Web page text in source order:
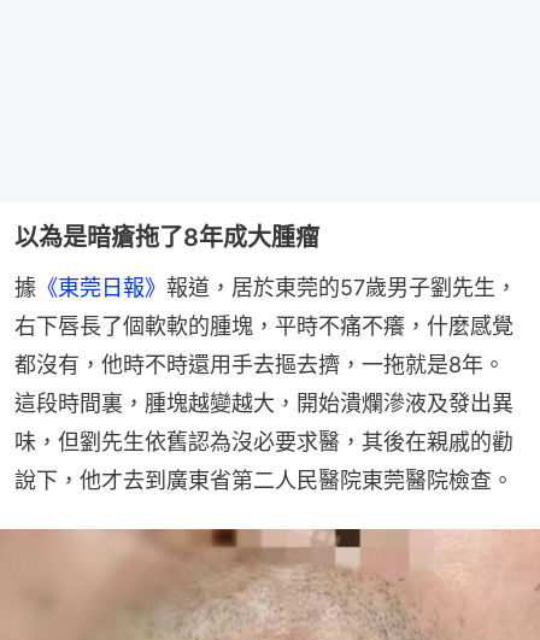
以為是暗瘡拖了8年成大腫瘤
據 《東莞日報》 報道，居於東莞的57歲男子劉先生，
右下唇長了個軟軟的腫塊，平時不痛不癢，什麼感覺
都沒有，他時不時還用手去摳去擠，一拖就是8年。
這段時間裏，腫塊越變越大，開始潰爛滲液及發出異
味，但劉先生依舊認為沒必要求醫，其後在親戚的勸
說下，他才去到廣東省第二人民醫院東莞醫院檢查。